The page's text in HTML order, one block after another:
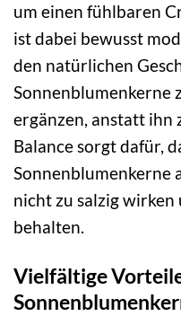
um einen fühlbaren
ist dabei bewusst
den natürlichen
Sonnenblumenkerne
ergänzen, anstatt ihn
Balance sorgt dafür,
Sonnenblumenkerne
nicht zu salzig
behalten.
Vielfältige